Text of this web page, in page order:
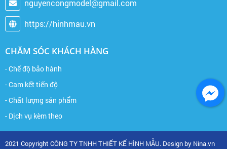
nguyencongmodel@gmail.com
https://hinhmau.vn
CHĂM SÓC KHÁCH HÀNG
- Chế độ bảo hành
- Cam kết tiến độ
- Chất lượng sản phẩm
- Dịch vụ kèm theo
2021 Copyright CÔNG TY TNHH THIẾT KẾ HÌNH MẪU. Design by Nina.vn